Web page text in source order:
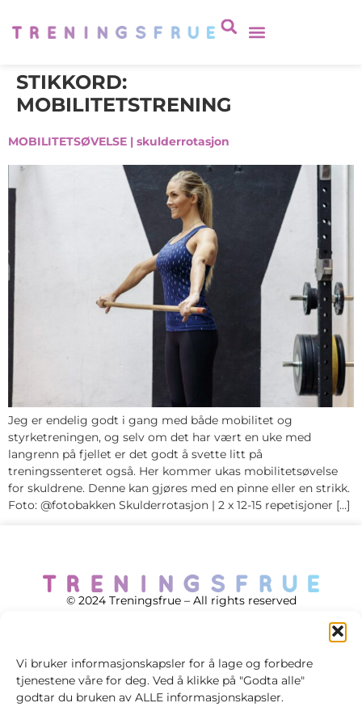
Vi bruker informasjonskapsler for å lage og forbedre
tjenestene våre for deg. Ved å klikke på "Godta alle"
godtar du bruken av ALLE informasjonskapsler.
STIKKORD:
MOBILITETSTRENING
MOBILITETSØVELSE | skulderrotasjon
Jeg er endelig godt i gang med både mobilitet og
styrketreningen, og selv om det har vært en uke med
langrenn på fjellet er det godt å svette litt på
treningssenteret også. Her kommer ukas mobilitetsøvelse
for skuldrene. Denne kan gjøres med en pinne eller en strikk.
Foto: @fotobakken Skulderrotasjon | 2 x 12-15 repetisjoner […]
© 2024 Treningsfrue – All rights reserved
Cookie policy